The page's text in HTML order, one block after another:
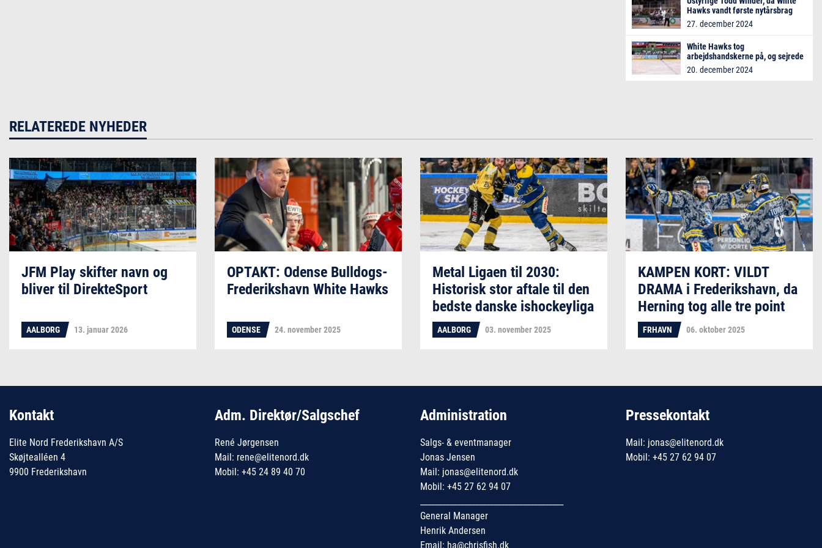
Hawks vandt første nytårsbrag
27. december 2024
White Hawks tog
arbejdshandskerne på, og sejrede
fortjent over Odense
20. december 2024
RELATEREDE NYHEDER
JFM Play skifter navn og
bliver til DirekteSport
AALBORG 13. januar 2026
OPTAKT: Odense Bulldogs-
Frederikshavn White Hawks
ODENSE 24. november 2025
Metal Ligaen til 2030:
Historisk stor aftale til den
bedste danske ishockeyliga
AALBORG 03. november 2025
KAMPEN KORT: VILDT
DRAMA i Frederikshavn, da
Herning tog alle tre point
FRHAVN 06. oktober 2025
Kontakt
Elite Nord Frederikshavn A/S
Skøjtealléen 4
9900 Frederikshavn
Adm. Direktør/Salgschef
René Jørgensen
Mail: rene@elitenord.dk
Mobil: +45 24 89 40 70
Administration
Salgs- & eventmanager
Jonas Jensen
Mail: jonas@elitenord.dk
Mobil: +45 27 62 94 07
General Manager
Henrik Andersen
Email: ha@chrisfish.dk
Pressekontakt
Mail: jonas@elitenord.dk
Mobil: +45 27 62 94 07